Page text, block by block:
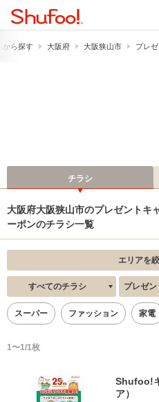
から探す 大阪府 大阪狭山市 プレ
チラシ
大阪府大阪狭山市のプレゼントキ
ーポンのチラシ一覧
エリアを絞
すべてのチラシ プレゼント
スーパー ファッション 家電
1〜1/1枚
Shufoo!
ア）